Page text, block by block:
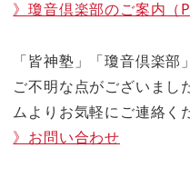
》瓊音倶楽部のご案内（
「皆神塾」「瓊音倶楽部
ご不明な点がございまし
ムよりお気軽にご連絡く
》お問い合わせ